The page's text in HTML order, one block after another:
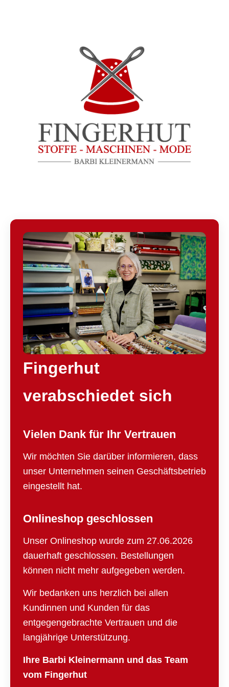
Fingerhut
verabschiedet sich
Vielen Dank für Ihr Vertrauen
Wir möchten Sie darüber informieren, dass
unser Unternehmen seinen Geschäftsbetrieb
eingestellt hat.
Onlineshop geschlossen
Unser Onlineshop wurde zum 27.06.2026
dauerhaft geschlossen. Bestellungen
können nicht mehr aufgegeben werden.
Wir bedanken uns herzlich bei allen
Kundinnen und Kunden für das
entgegengebrachte Vertrauen und die
langjährige Unterstützung.
Ihre Barbi Kleinermann und das Team
vom Fingerhut